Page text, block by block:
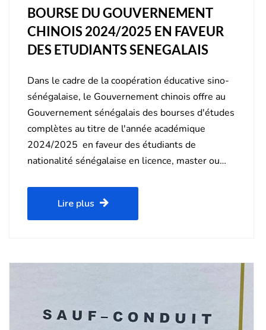
BOURSE DU GOUVERNEMENT
CHINOIS 2024/2025 EN FAVEUR
DES ETUDIANTS SENEGALAIS
Dans le cadre de la coopération éducative sino-
sénégalaise, le Gouvernement chinois offre au
Gouvernement sénégalais des bourses d'études
complètes au titre de l'année académique
2024/2025 en faveur des étudiants de
nationalité sénégalaise en licence, master ou…
Lire plus